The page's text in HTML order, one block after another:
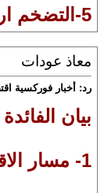
5-التضخم ارتفع بشكل كبير بسبب عوامل مؤقتة.
معاذ عودات
رد: أخبار فوركسية
بيان
1- مسار الاقتصاد الأمريكي سيعتمد بشكل كبير على تطورات الفيروس.